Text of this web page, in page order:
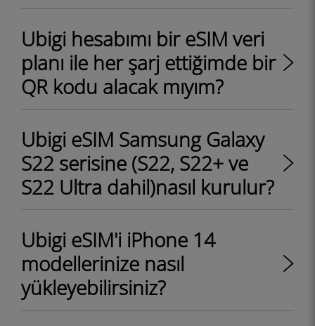
Ubigi hesabımı bir eSIM veri
planı ile her şarj ettiğimde bir
QR kodu alacak mıyım?
Ubigi eSIM Samsung Galaxy
S22 serisine (S22, S22+ ve
S22 Ultra dahil)nasıl kurulur?
Ubigi eSIM'i iPhone 14
modellerinize nasıl
yükleyebilirsiniz?